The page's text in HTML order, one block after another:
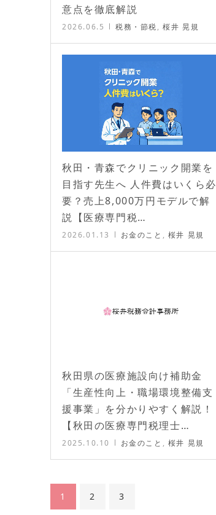
意点を徹底解説
2026.06.5 税務・節税,桜井 晃規
秋田・青森でクリニック開業を
目指す先生へ 人件費はいくら必
要？売上8,000万円モデルで解
説【医療専門税…
2026.01.13 お金のこと , 桜井 晃規
秋田県の医療施設向け補助金
「生産性向上・職場環境整備支
援事業」を分かりやすく解説！
【秋田の医療専門税理士…
2025.10.10 お金のこと , 桜井 晃規
1 2 3